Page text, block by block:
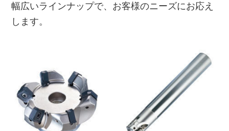
幅広いラインナップで、お客様のニーズにお応え
します。